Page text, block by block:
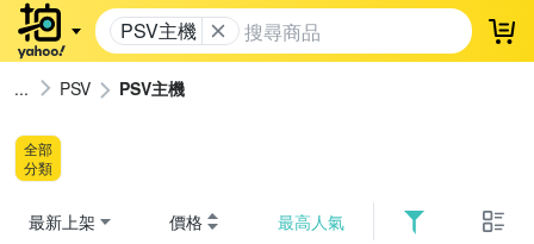
PSV主機 登
PSV PSV主機
全部
分類
最新上架 價格 最高人氣